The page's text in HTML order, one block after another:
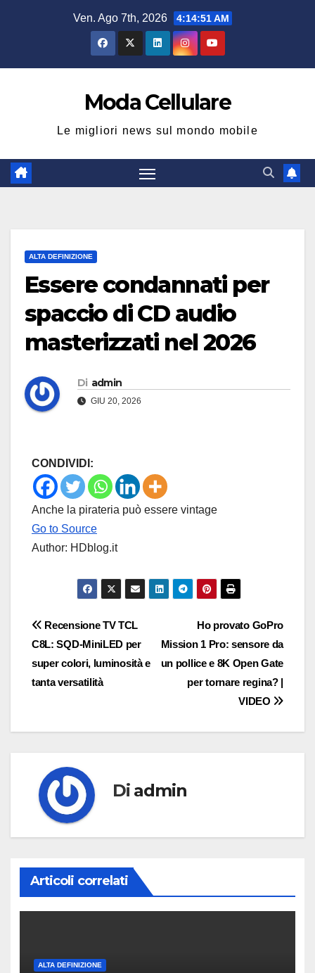
Ven. Ago 7th, 2026 4:14:52 AM
Moda Cellulare
Le migliori news sul mondo mobile
ALTA DEFINIZIONE
Essere condannati per
spaccio di CD audio
masterizzati nel 2026
Di admin
GIU 20, 2026
CONDIVIDI:
Anche la pirateria può essere vintage
Go to Source
Author: HDblog.it
Navigazione
articoli
Ho provato GoPro
Mission 1 Pro: sensore da
un pollice e 8K Open Gate
per tornare regina? |
VIDEO
Recensione TV TCL
C8L: SQD-MiniLED per
super colori, luminosità e
tanta versatilità
Di admin
Articoli correlati
ALTA DEFINIZIONE